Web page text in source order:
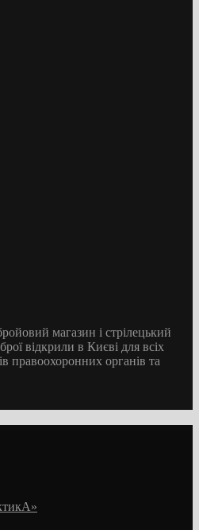
магазин і стрілецький
відкрили в Києві для всіх
правоохоронних органів та